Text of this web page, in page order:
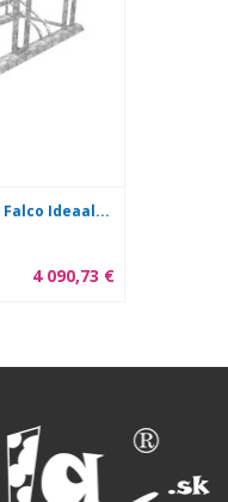
Ideaal...
4 090,73 €